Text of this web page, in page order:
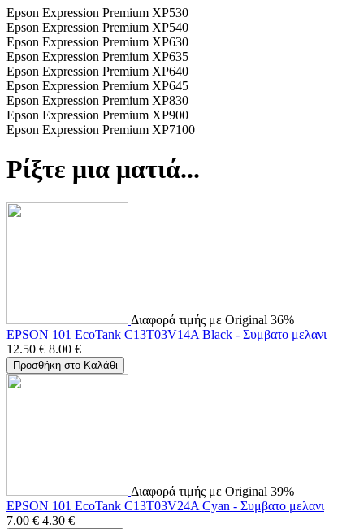
Epson Expression Premium XP530
Epson Expression Premium XP540
Epson Expression Premium XP630
Epson Expression Premium XP635
Epson Expression Premium XP640
Epson Expression Premium XP645
Epson Expression Premium XP830
Epson Expression Premium XP900
Epson Expression Premium XP7100
Ρίξτε μια ματιά...
Διαφορά τιμής με Original 36%
EPSON 101 EcoTank C13T03V14A Black - Συμβατο μελανι
12.50 € 8.00 €
Προσθήκη στο Καλάθι
Διαφορά τιμής με Original 39%
EPSON 101 EcoTank C13T03V24A Cyan - Συμβατο μελανι
7.00 € 4.30 €